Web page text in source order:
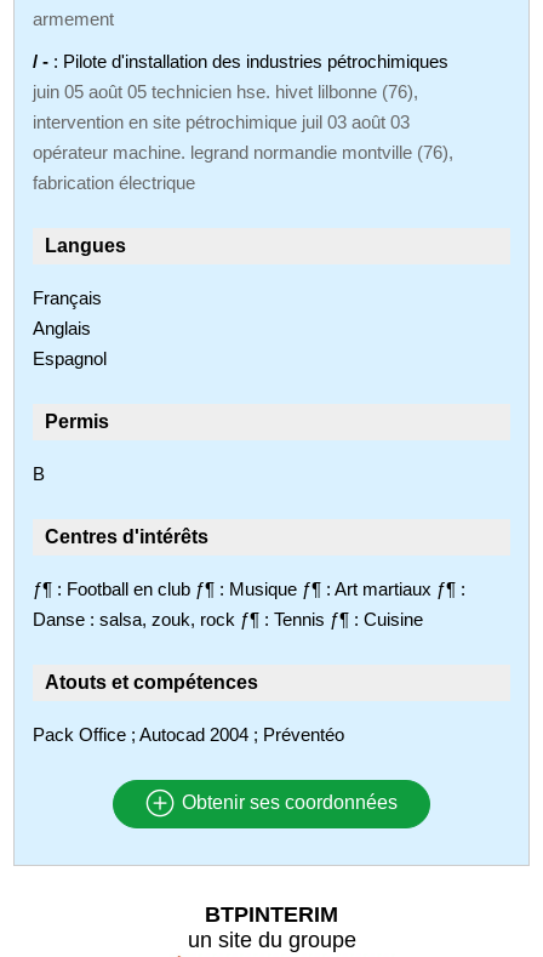
armement
/ - : Pilote d'installation des industries pétrochimiques
juin 05 août 05 technicien hse. hivet lilbonne (76),
intervention en site pétrochimique juil 03 août 03
opérateur machine. legrand normandie montville (76),
fabrication électrique
Langues
Français
Anglais
Espagnol
Permis
B
Centres d'intérêts
ƒ¶ : Football en club ƒ¶ : Musique ƒ¶ : Art martiaux ƒ¶ :
Danse : salsa, zouk, rock ƒ¶ : Tennis ƒ¶ : Cuisine
Atouts et compétences
Pack Office ; Autocad 2004 ; Préventéo
Obtenir ses coordonnées
BTPINTERIM
un site du groupe